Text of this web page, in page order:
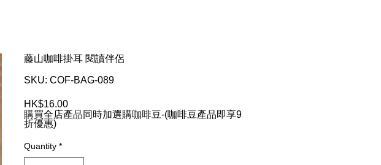
藤山咖啡掛耳 閱讀伴侶
SKU: COF-BAG-089
HK$16.00Price
購買全店產品同時加選購咖啡豆-(咖啡豆產品即享9
折優惠)
Quantity *